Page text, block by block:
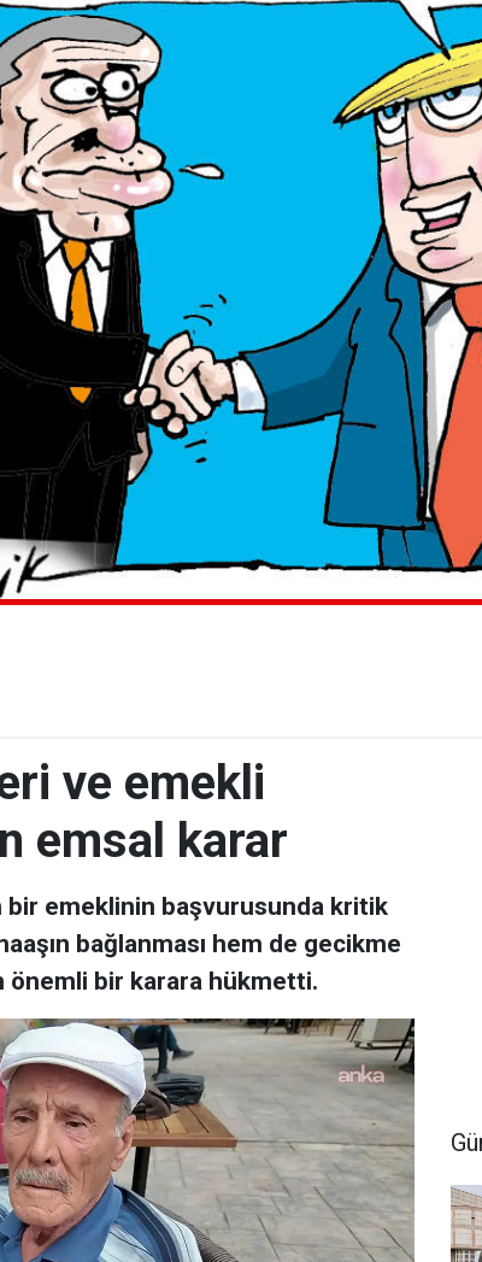
ve emekli
emsal karar
bir emeklinin başvurusunda kritik
bağlanması hem de gecikme
önemli bir karara hükmetti.